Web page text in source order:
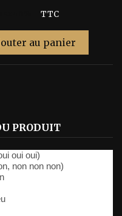
TTC
au panier
PRODUIT
oui oui)
non non non)